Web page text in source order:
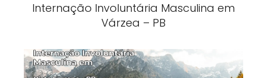
Internação Involuntária Masculina em
Várzea – PB